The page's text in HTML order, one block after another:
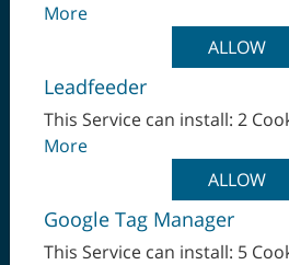
一次装卡，全
More
ALLOW
Leadfeeder
This Service can install: 2
More
ALLOW
Google Tag Manager
This Service can install: 5